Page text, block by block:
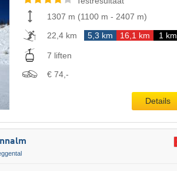
1307 m (1100 m - 2407 m)
22,4 km
5,3 km 16,1 km 1 km
7 liften
€ 74,-
Details